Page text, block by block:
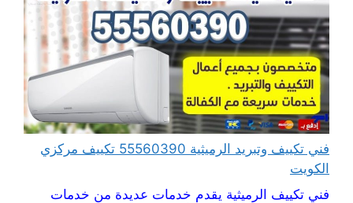
فني تكييف وتبريد الرميثية 55560390 تكييف مركزي
الكويت
فني تكييف الرميثية يقدم خدمات عديدة من خدمات